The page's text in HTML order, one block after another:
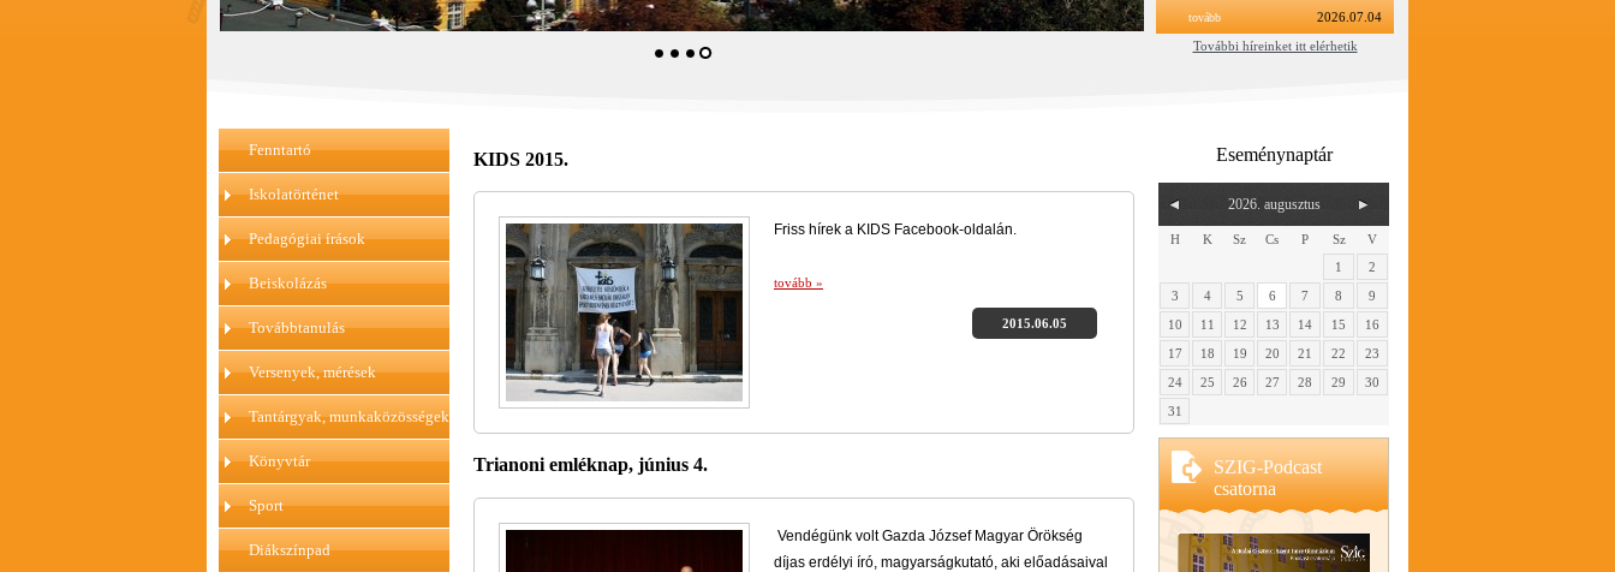
tovább 2026.07.04
További híreinket itt elérhetik
Fenntartó
Iskolatörténet
Pedagógiai írások
Beiskolázás
Továbbtanulás
Versenyek, mérések
Tantárgyak, munkaközösségek
Könyvtár
Sport
Diákszínpad
KIDS 2015.
Friss hírek a KIDS Facebook-oldalán.
tovább »
2015.06.05
Trianoni emléknap, június 4.
Vendégünk volt Gazda József Magyar Örökség
díjas erdélyi író, magyarságkutató, aki előadásaival
Eseménynaptár
2026. augusztus
H K Sz Cs P Sz
V
1
2
3
4 5 6 7 8
9
10
11 12 13 14 15
16
17
18 19 20 21 22
23
24
25 26 27 28 29
30
31
SZIG-Podcast
csatorna